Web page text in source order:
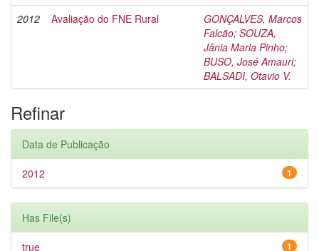
2012
Avaliação do FNE Rural
GONÇALVES, Marcos
Falcão; SOUZA,
Jânia Maria Pinho;
BUSO, José Amauri;
BALSADI, Otavio V.
Refinar
Data de Publicação
1
2012
Has File(s)
1
true